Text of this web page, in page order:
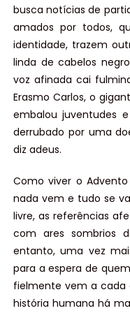
busca notícias de
amados por todos,
identidade, trazem
linda de cabelos
voz afinada cai
Erasmo Carlos, o
embalou juventudes
derrubado por uma
diz adeus.
Como viver o
nada vem e tudo se
livre, as referências
com ares sombrios
entanto, uma vez
para a espera de
fielmente vem a cada
história humana há